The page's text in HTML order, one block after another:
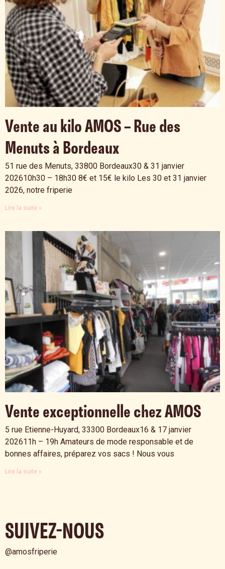
Vente au kilo AMOS – Rue des
Menuts à Bordeaux
51 rue des Menuts, 33800 Bordeaux30 & 31 janvier
202610h30 – 18h30 8€ et 15€ le kilo Les 30 et 31 janvier
2026, notre friperie
Lire la suite »
Vente exceptionnelle chez AMOS
5 rue Etienne-Huyard, 33300 Bordeaux16 & 17 janvier
202611h – 19h Amateurs de mode responsable et de
bonnes affaires, préparez vos sacs ! Nous vous
Lire la suite »
SUIVEZ-NOUS
@amosfriperie